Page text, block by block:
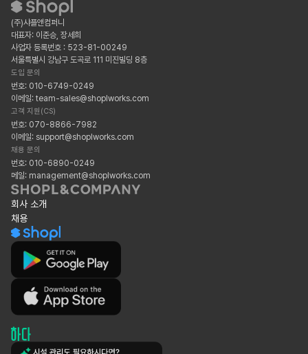
(주)샤플앤컴퍼니
대표자: 이준승, 장세희
사업자 등록번호 : 523-81-00249
서울특별시 강남구 도곡로 111 미진빌딩 8층
도입 문의
번호: 010-6749-0249
이메일: team-sales@shoplworks.com
고객 지원(CS)
번호: 070-8866-7982
이메일: support@shoplworks.com
채용 문의
번호: 010-6890-0249
메일: management@shoplworks.com
회사 소개
채용